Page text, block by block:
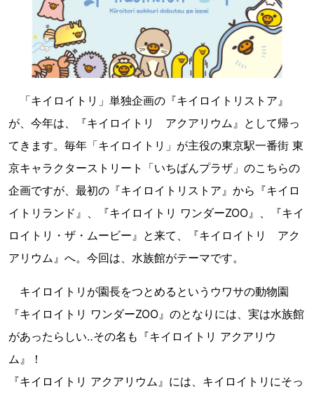
「キイロイトリ」単独企画の『キイロイトリストア』
が、今年は、『キイロイトリ アクアリウム』として帰っ
てきます。毎年「キイロイトリ」が主役の東京駅一番街 東
京キャラクターストリート「いちばんプラザ」のこちらの
企画ですが、最初の『キイロイトリストア』から『キイロ
イトリランド』、『キイロイトリ ワンダーZOO』、『キイ
ロイトリ・ザ・ムービー』と来て、『キイロイトリ アク
アリウム』へ。今回は、水族館がテーマです。
キイロイトリが園長をつとめるというウワサの動物園
『キイロイトリ ワンダーZOO』のとなりには、実は水族館
があったらしい‥その名も『キイロイトリ アクアリウ
ム』！
『キイロイトリ アクアリウム』には、キイロイトリにそっ